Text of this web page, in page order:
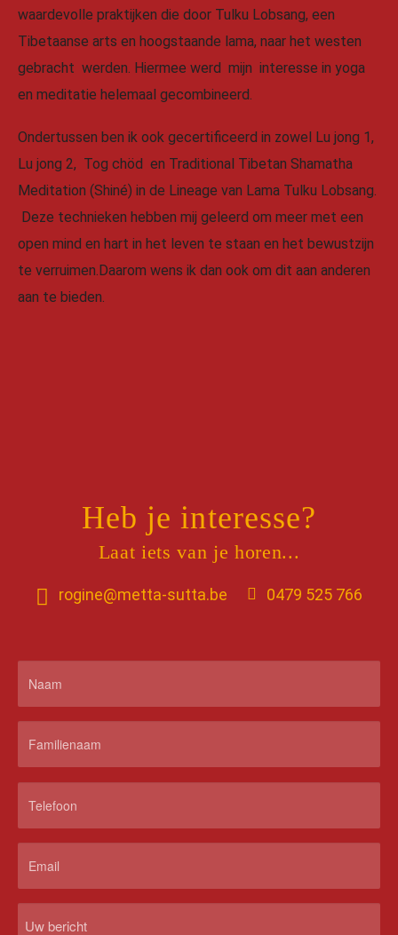
waardevolle praktijken die door Tulku Lobsang, een
Tibetaanse arts en hoogstaande lama, naar het westen
gebracht werden. Hiermee werd mijn interesse in yoga
en meditatie helemaal gecombineerd.
Ondertussen ben ik ook gecertificeerd in zowel Lu jong 1,
Lu jong 2, Tog chöd en Traditional Tibetan Shamatha
Meditation (Shiné) in de Lineage van Lama Tulku Lobsang.
Deze technieken hebben mij geleerd om meer met een
open mind en hart in het leven te staan en het bewustzijn
te verruimen.Daarom wens ik dan ook om dit aan anderen
aan te bieden.
Heb je interesse?
Laat iets van je horen...
rogine@metta-sutta.be 0479 525 766